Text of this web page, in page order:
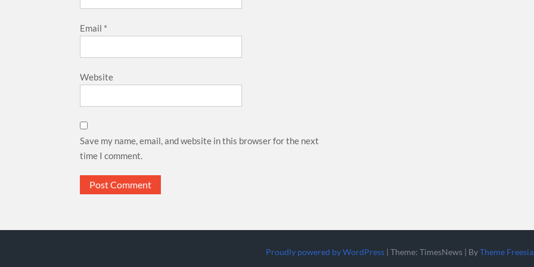
Email *
Website
Save my name, email, and website in this browser for the next
time I comment.
Proudly powered by WordPress | Theme: TimesNews | ByTheme Freesia